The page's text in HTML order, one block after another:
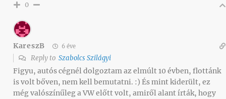
0
KareszB 6 éve
Reply to Szabolcs Szilágyi
Figyu, autós cégnél dolgoztam az elmúlt 10 évben, flottánk
is volt bőven, nem kell bemutatni. :) És mint kiderült, ez
még valószínűleg a VW előtt volt, amiről alant írták, hogy